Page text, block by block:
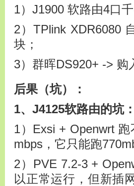
1）J1900 软路由4口
2）TPlink XDR6080
块；
3）群晖DS920+ ->
后果（坑）：
1、J4125软路由的坑：
1）Exsi + Openwrt
mbps，它只能跑
2）PVE 7.2-3 +
以正常运行，但新插